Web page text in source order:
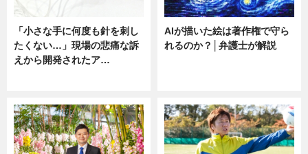
「小さな手に何度も針を刺し
たくない…」現場の悲痛な訴
えから開発されたア…
AIが描いた絵は著作権で守ら
れるのか？│弁護士が解説